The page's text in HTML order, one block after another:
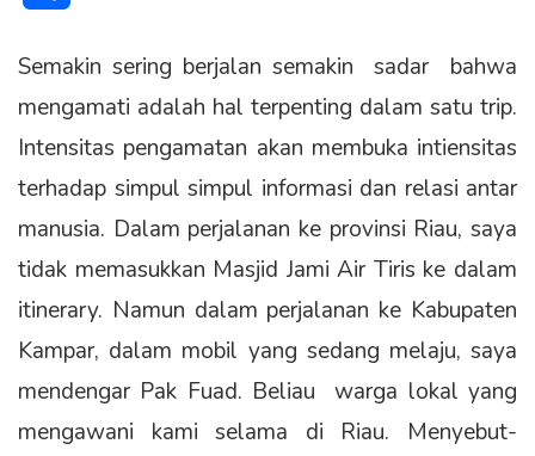
Semakin sering berjalan semakin sadar bahwa
mengamati adalah hal terpenting dalam satu trip.
Intensitas pengamatan akan membuka intiensitas
terhadap simpul simpul informasi dan relasi antar
manusia. Dalam perjalanan ke provinsi Riau, saya
tidak memasukkan Masjid Jami Air Tiris ke dalam
itinerary. Namun dalam perjalanan ke Kabupaten
Kampar, dalam mobil yang sedang melaju, saya
mendengar Pak Fuad. Beliau warga lokal yang
mengawani kami selama di Riau. Menyebut-